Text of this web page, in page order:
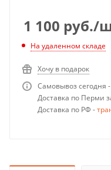
1 100 руб./
На удаленном складе
Хочу в подарок
Самовывоз сегодня
Доставка по Перми
Доставка по РФ -